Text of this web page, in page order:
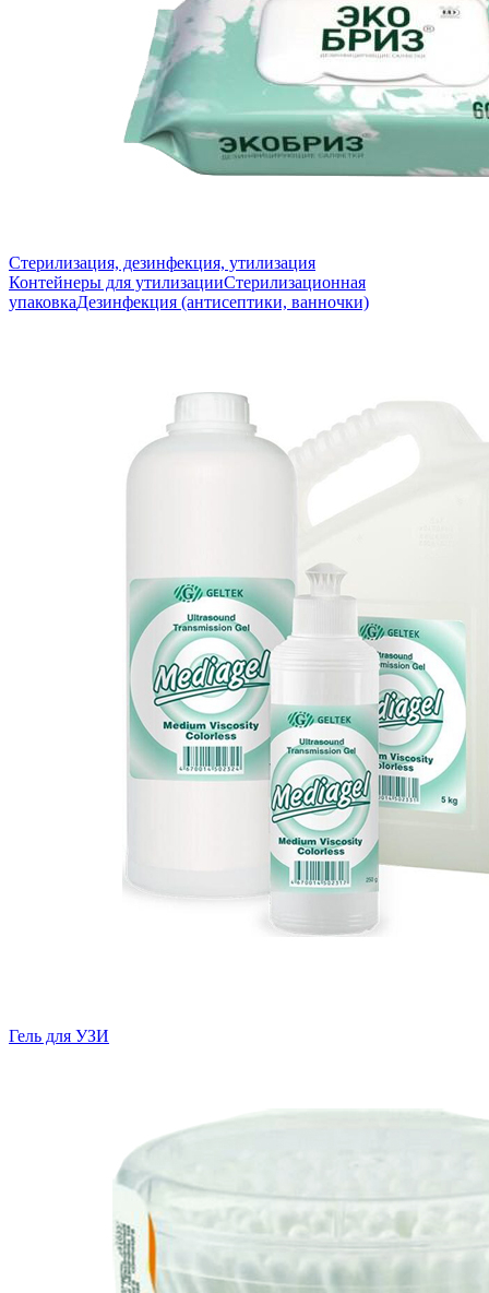
Стерилизация, дезинфекция, утилизация
Контейнеры для утилизацииСтерилизационная
упаковкаДезинфекция (антисептики, ванночки)
Гель для УЗИ